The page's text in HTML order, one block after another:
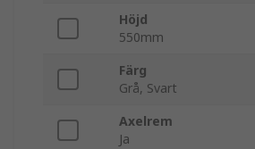
Höjd
550mm
Färg
Grå, Svart
Axelrem
Ja